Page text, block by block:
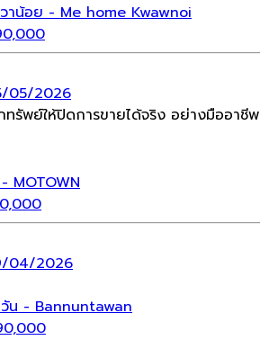
วาน้อย - Me home Kwawnoi
05/2026
รัพย์ให้ปิดการขายได้จริง อย่างมืออาชีพ
MOTOWN
04/2026
น - Bannuntawan